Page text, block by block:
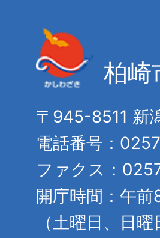
柏崎
〒945-8511 新
電話番号：
ファクス：
開庁時間：午
（土曜日、日